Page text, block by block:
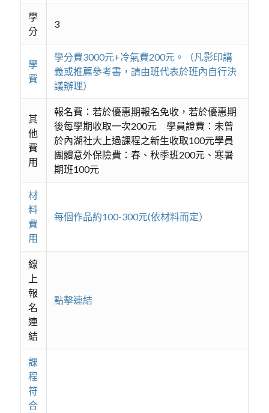
學
分
3
學
費
學分費3000元+冷氣費200元。（凡影印講
義或推薦參考書，請由班代表於班內自行決
議辦理）
其
他
費
用
報名費：若於優惠期報名免收，若於優惠期
後每學期收取一次200元 學員證費：未曾
於內湖社大上過課程之新生收取100元學員
團體意外保險費：春、秋季班200元、寒暑
期班100元
材
料
費
用
每個作品約100-300元(依材料而定）
線
上
報
名
連
結
點擊連結
課
程
符
合